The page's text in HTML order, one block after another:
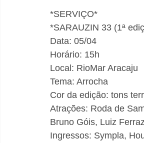
*SERVIÇO*
*SARAUZIN 33 (1ª
Data: 05/04
Horário: 15h
Local: RioMar Aracaju
Tema: Arrocha
Cor da edição: tons
Atrações: Roda de
Bruno Góis, Luiz
Ingressos: Sympla,